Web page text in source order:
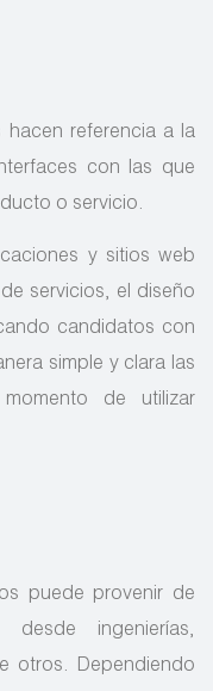
hacen referencia a la
con las que
o servicio.
y sitios web
servicios, el diseño
candidatos con
simple y clara las
de utilizar
puede provenir de
desde ingenierías,
otros. Dependiendo